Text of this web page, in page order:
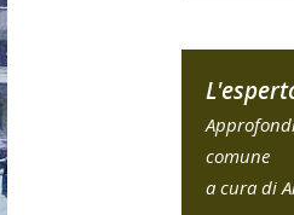
comune
a cura di